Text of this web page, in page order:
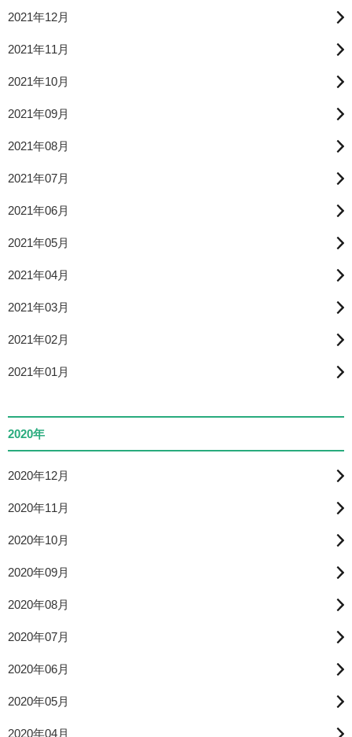
2021年12月
2021年11月
2021年10月
2021年09月
2021年08月
2021年07月
2021年06月
2021年05月
2021年04月
2021年03月
2021年02月
2021年01月
2020年
2020年12月
2020年11月
2020年10月
2020年09月
2020年08月
2020年07月
2020年06月
2020年05月
2020年04月